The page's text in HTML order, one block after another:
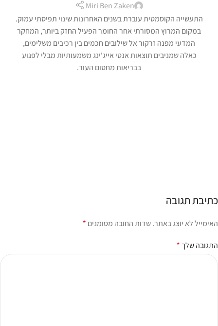
Miri Ben Zaken
התעשייה הקוסמטית עוברת בשנים האחרונות שינוי תפיסתי עמוק.
במקום המרוץ המסורתי אחר החומר הפעיל החזק ביותר, המחקר
המדעי מפנה זרקור אל שילובים חכמים בין רכיבים משלימים,
כאלה שמניבים תוצאות אנטי אייג'ינג משמעותיות מבלי לפגוע
בבריאות מחסום העור.
כתיבת תגובה
האימייל לא יוצג באתר.שדות החובה מסומנים *
התגובה שלך*